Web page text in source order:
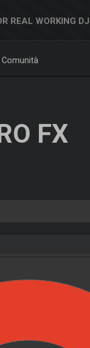
REAL WORKING
Comunità
FX